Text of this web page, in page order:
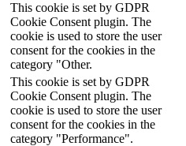
This cookie is set by GDPR
Cookie Consent plugin. The
cookie is used to store the user
consent for the cookies in the
category "Other.
This cookie is set by GDPR
Cookie Consent plugin. The
cookie is used to store the user
consent for the cookies in the
category "Performance".